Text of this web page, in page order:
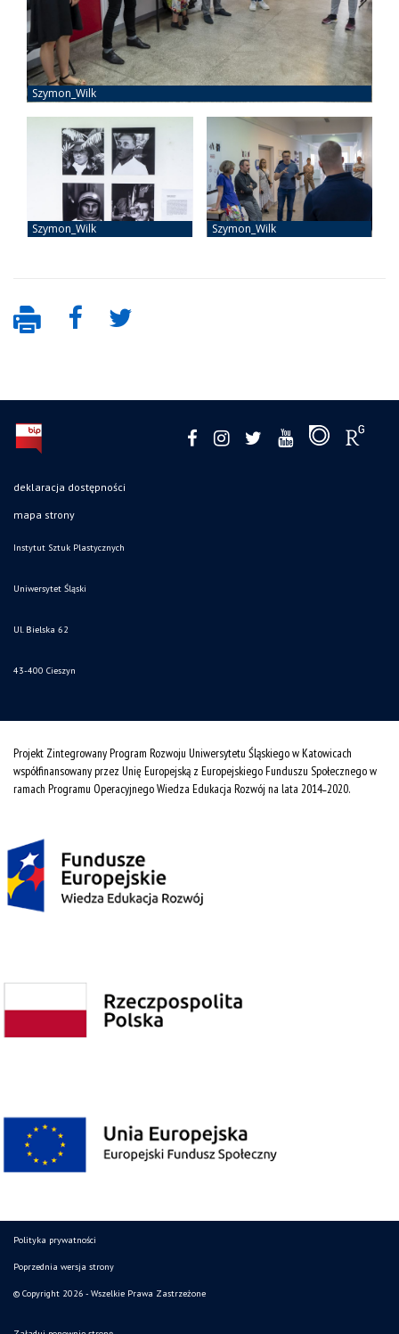
deklaracja dostępności
mapa strony
Instytut Sztuk Plastycznych
Uniwersytet Śląski
Ul. Bielska 62
43-400 Cieszyn
Projekt Zintegrowany Program Rozwoju Uniwersytetu Śląskiego w Katowicach
współfinansowany przez Unię Europejską z Europejskiego Funduszu Społecznego w
ramach Programu Operacyjnego Wiedza Edukacja Rozwój na lata 2014˗2020.
Polityka prywatności
Poprzednia wersja strony
© Copyright 2026 - Wszelkie Prawa Zastrzeżone